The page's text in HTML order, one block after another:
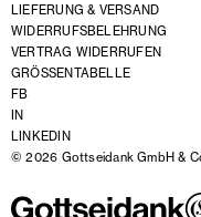
LIEFERUNG & VERSAND
WIDERRUFSBELEHRUNG
VERTRAG WIDERRUFEN
GRÖSSENTABELLE
FB
IN
LINKEDIN
© 2026 Gottseidank GmbH &